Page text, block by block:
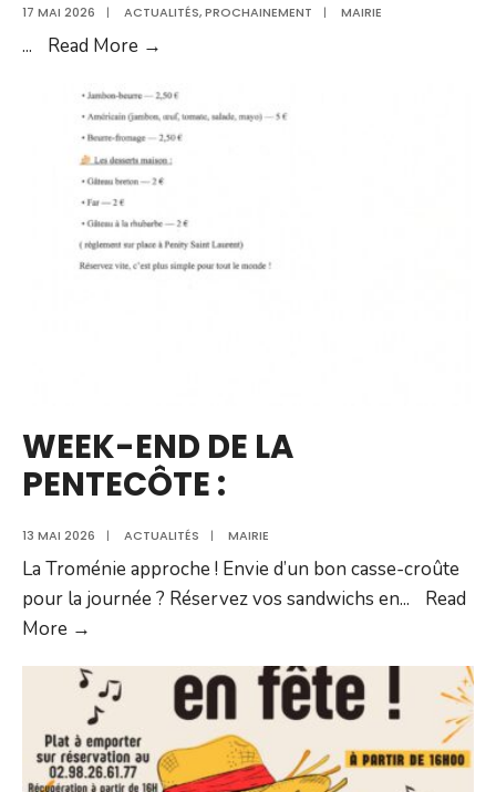
17 MAI 2026 | ACTUALITÉS,PROCHAINEMENT | MAIRIE
... Read More →
la
cantine
du
au
22
WEEK-END DE LA
PENTECÔTE :
13 MAI 2026 | ACTUALITÉS | MAIRIE
La Troménie approche ! Envie d’un bon casse-croûte
pour la journée ? Réservez vos sandwichs en...
Read
More →
DE
LA
PENTECÔTE
: